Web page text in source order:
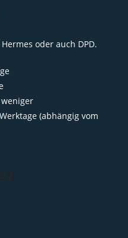
Hermes oder auch DPD.
(abhängig vom